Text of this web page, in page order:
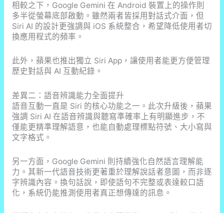
相較之下，Google Gemini 在 Android 裝置上的操作則
多半從螢幕底部啟動。雖然兩者皆採用對話式介面，但
Siri AI 的設計更強調與 iOS 系統整合，希望降低使用者切
換應用程式的頻率。
此外，蘋果也推出獨立 Siri App，讓使用者能更方便管理
歷史對話與 AI 互動紀錄。
差異二：語音辨識能力全面提升
語音互動一直是 Siri 的核心功能之一。此次升級後，蘋果
強調 Siri AI 在語音辨識與聽寫準確率上有明顯進步，不
僅能更精準理解語意，也能自動處理標點符號、大小寫與
文字格式。
另一方面，Google Gemini 則持續強化自然語言理解能
力。其新一代語音技術更著重於理解說話者意圖，而非逐
字辨識內容。換句話說，即使語句不完整或表達較口語
化，系統仍能推測使用者真正想傳達的訊息。